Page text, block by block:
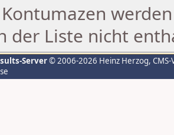
Kontumazen
der Liste nicht
Server© 2006-2026 Heinz Herzog,